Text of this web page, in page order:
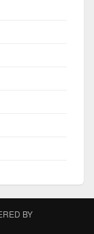
BY